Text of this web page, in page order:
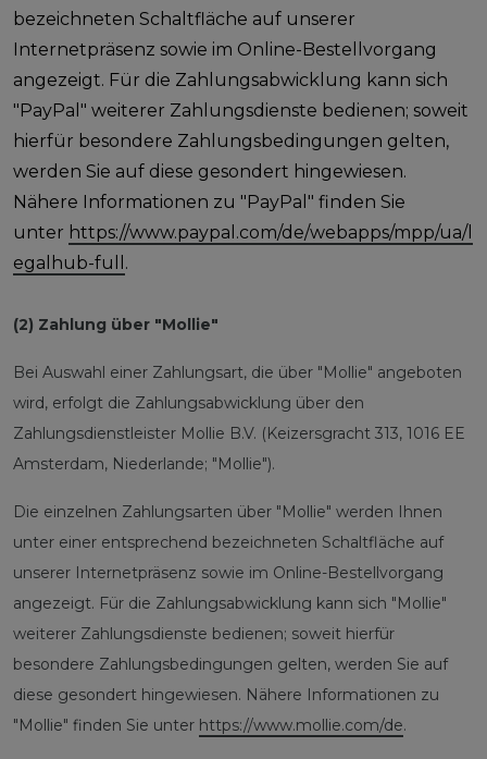
bezeichneten Schaltfläche auf unserer
Internetpräsenz sowie im Online-Bestellvorgang
angezeigt. Für die Zahlungsabwicklung kann sich
"PayPal" weiterer Zahlungsdienste bedienen; soweit
hierfür besondere Zahlungsbedingungen gelten,
werden Sie auf diese gesondert hingewiesen.
Nähere Informationen zu "PayPal" finden Sie
unter https://www.paypal.com/de/webapps/mpp/ua/l
egalhub-full .
(2) Zahlung über "Mollie"
Bei Auswahl einer Zahlungsart, die über "Mollie" angeboten
wird, erfolgt die Zahlungsabwicklung über den
Zahlungsdienstleister Mollie B.V. (Keizersgracht 313, 1016 EE
Amsterdam, Niederlande; "Mollie").
Die einzelnen Zahlungsarten über "Mollie" werden Ihnen
unter einer entsprechend bezeichneten Schaltfläche auf
unserer Internetpräsenz sowie im Online-Bestellvorgang
angezeigt. Für die Zahlungsabwicklung kann sich "Mollie"
weiterer Zahlungsdienste bedienen; soweit hierfür
besondere Zahlungsbedingungen gelten, werden Sie auf
diese gesondert hingewiesen. Nähere Informationen zu
"Mollie" finden Sie unter https://www.mollie.com/de.